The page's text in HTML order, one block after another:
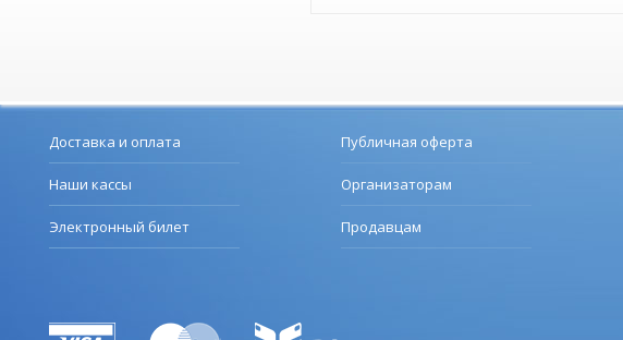
Доставка и оплата
Наши кассы
Электронный билет
Публичная оферта
Организаторам
Продавцам